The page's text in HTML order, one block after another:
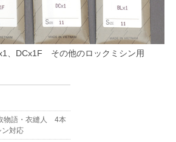
、DCx1F その他のロックミシン用
物語・衣縫人 4本
ン対応